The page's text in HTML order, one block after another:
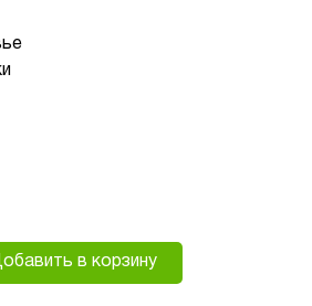
в корзину